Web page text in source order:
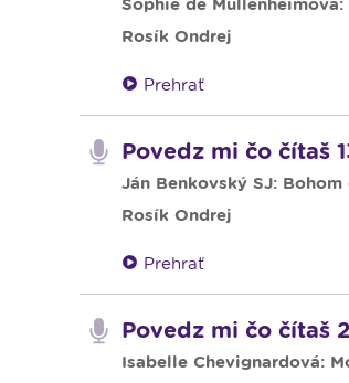
Sophie de
Rosík Ondrej
Prehrať
Povedz mi čo čítaš
Ján Benkovský SJ:
Rosík Ondrej
Prehrať
Povedz mi čo čítaš
Isabelle Chevignardová: